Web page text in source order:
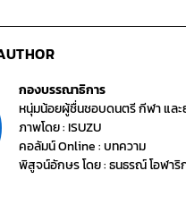
กองบรรณาธิการ
หนุ่มน้อยผู้ชื่นชอบดนตรี กีฬา และ
ภาพโดย : ISUZU
คอลัมน์ Online : บทความ
พิสูจน์อักษร โดย : ธนธรณ์ โอฬา